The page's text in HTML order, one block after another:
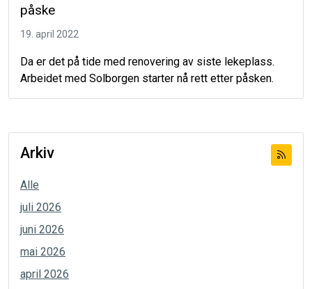
påske
19. april 2022
Da er det på tide med renovering av siste lekeplass.
Arbeidet med Solborgen starter nå rett etter påsken.
Arkiv
Alle
juli 2026
juni 2026
mai 2026
april 2026